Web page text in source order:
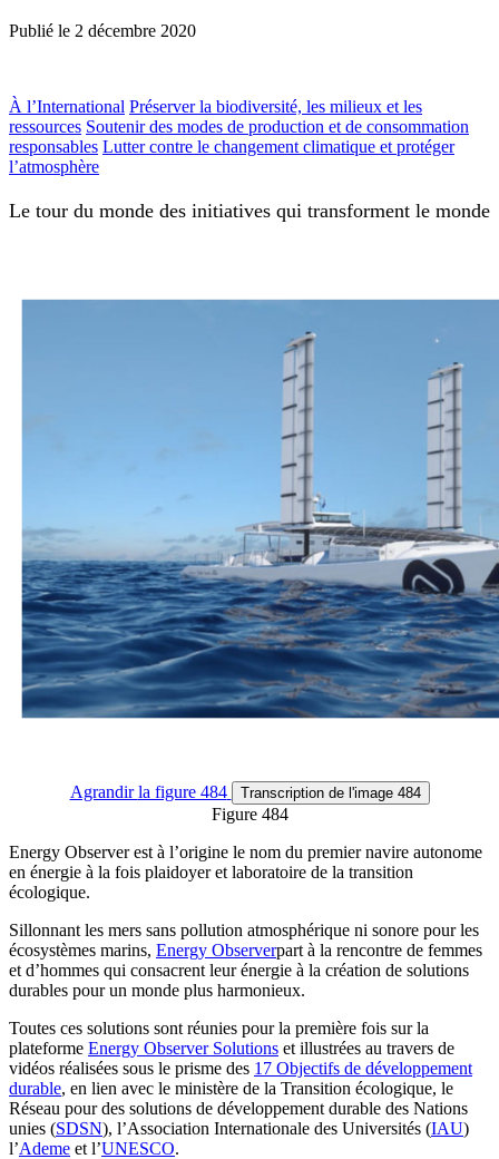
Publié le 2 décembre 2020
À l’International Préserver la biodiversité, les milieux et les
ressources Soutenir des modes de production et de consommation
responsables Lutter contre le changement climatique et protéger
l’atmosphère
Le tour du monde des initiatives qui transforment le monde
Agrandirla figure 484 Transcription de l'image 484
Figure 484
Energy Observer est à l’origine le nom du premier navire autonome
en énergie à la fois plaidoyer et laboratoire de la transition
écologique.
Sillonnant les mers sans pollution atmosphérique ni sonore pour les
écosystèmes marins, Energy Observerpart à la rencontre de femmes
et d’hommes qui consacrent leur énergie à la création de solutions
durables pour un monde plus harmonieux.
Toutes ces solutions sont réunies pour la première fois sur la
plateforme Energy Observer Solutions et illustrées au travers de
vidéos réalisées sous le prisme des 17 Objectifs de développement
durable, en lien avec le ministère de la Transition écologique, le
Réseau pour des solutions de développement durable des Nations
unies (SDSN), l’Association Internationale des Universités (IAU)
l’Ademe et l’UNESCO.